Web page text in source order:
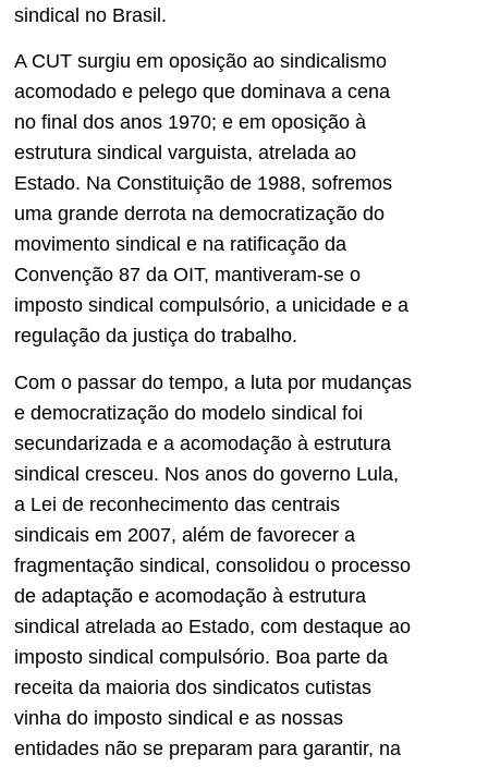
sindical no Brasil.
A CUT surgiu em oposição ao sindicalismo
acomodado e pelego que dominava a cena
no final dos anos 1970; e em oposição à
estrutura sindical varguista, atrelada ao
Estado. Na Constituição de 1988, sofremos
uma grande derrota na democratização do
movimento sindical e na ratificação da
Convenção 87 da OIT, mantiveram-se o
imposto sindical compulsório, a unicidade e a
regulação da justiça do trabalho.
Com o passar do tempo, a luta por mudanças
e democratização do modelo sindical foi
secundarizada e a acomodação à estrutura
sindical cresceu. Nos anos do governo Lula,
a Lei de reconhecimento das centrais
sindicais em 2007, além de favorecer a
fragmentação sindical, consolidou o processo
de adaptação e acomodação à estrutura
sindical atrelada ao Estado, com destaque ao
imposto sindical compulsório. Boa parte da
receita da maioria dos sindicatos cutistas
vinha do imposto sindical e as nossas
entidades não se preparam para garantir, na